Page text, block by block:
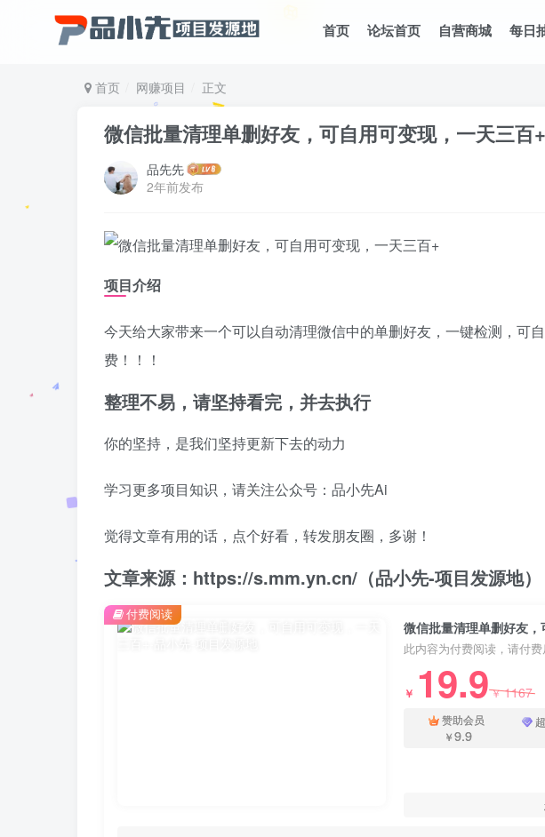
首页 论坛首页 自营商城 每日
首页 网赚项目 正文
微信批量清理单删好友，可自用可变现，一天三百+
品先先
2年前发布
项目介绍
今天给大家带来一个可以自动清理微信中的单删好友，一键检测，可
费！！！
整理不易，请坚持看完，并去执行
你的坚持，是我们坚持更新下去的动力
学习更多项目知识，请关注公众号：品小先Ai
觉得文章有用的话，点个好看，转发朋友圈，多谢！
文章来源：https://s.mm.yn.cn/（品小先-项目发源地）
此内容为付费阅读，请付
￥ 19.9￥1167
赞助会员
￥9.9
付费阅读